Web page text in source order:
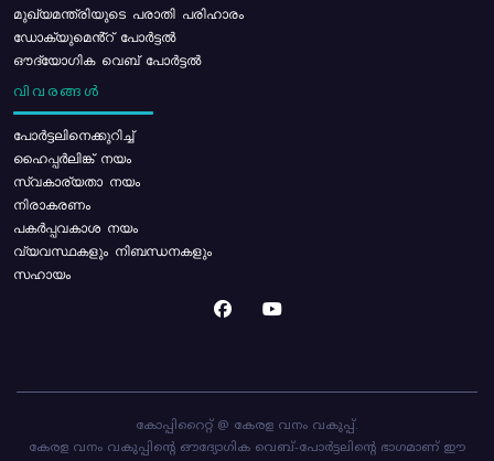
മുഖ്യമന്ത്രിയുടെ പരാതി പരിഹാരം
ഡോക്യുമെൻ്റ് പോർട്ടൽ
ഔദ്യോഗിക വെബ് പോർട്ടൽ
വിവരങ്ങൾ
പോര്‍ട്ടലിനെക്കുറിച്ച്
ഹൈപ്പർലിങ്ക് നയം
സ്വകാര്യതാ നയം
നിരാകരണം
പകർപ്പവകാശ നയം
വ്യവസ്ഥകളും നിബന്ധനകളും
സഹായം
കോപ്പിറൈറ്റ് @ കേരള വനം വകുപ്പ്.
കേരള വനം വകുപ്പിന്റെ ഔദ്യോഗിക വെബ്-പോർട്ടലിന്റെ ഭാഗമാണ് ഈ